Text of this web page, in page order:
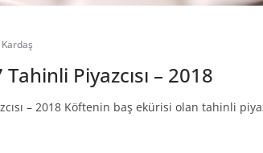
Piyazcısı – 2018
– 2018 Köftenin baş ekürisi olan tahinli